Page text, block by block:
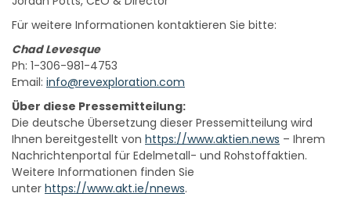
Für weitere Informationen kontaktieren Sie bitte:
Chad Levesque
Ph: 1-306-981-4753
Email: info@revexploration.com
Über diese Pressemitteilung:
Die deutsche Übersetzung dieser Pressemitteilung wird
Ihnen bereitgestellt von https://www.aktien.news – Ihrem
Nachrichtenportal für Edelmetall- und Rohstoffaktien.
Weitere Informationen finden Sie
unter https://www.akt.ie/nnews.